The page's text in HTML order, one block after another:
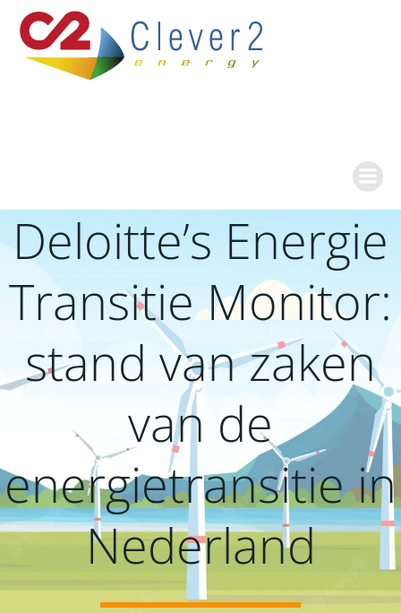
naar
de
inhoud
Deloitte’s Energie
Transitie Monitor:
stand van zaken
van de
energietransitie in
Nederland